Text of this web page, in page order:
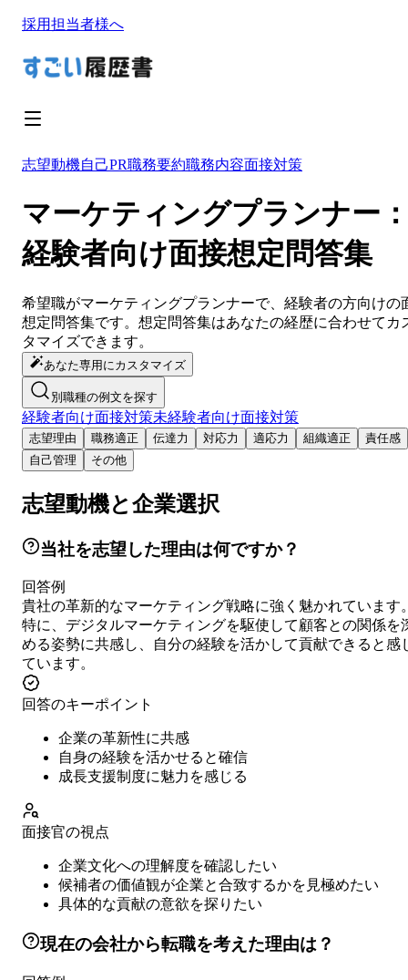
採用担当者様へ
志望動機自己PR職務要約職務内容面接対策
マーケティングプランナー
経験者向け面接想定問答集
希望職がマーケティングプランナーで、経験者の方向けの
想定問答集です。想定問答集はあなたの経歴に合わせてカ
タマイズできます。
あなた専用にカスタマイズ
別職種の例文を探す
経験者向け面接対策未経験者向け面接対策
志望理由 職務適正 伝達力 対応力 適応力 組織適正
責任感
自己管理
その他
志望動機と企業選択
当社を志望した理由は何ですか？
回答例
貴社の革新的なマーケティング戦略に強く魅かれています
特に、デジタルマーケティングを駆使して顧客との関係を
める姿勢に共感し、自分の経験を活かして貢献できると感
ています。
回答のキーポイント
企業の革新性に共感
自身の経験を活かせると確信
成長支援制度に魅力を感じる
面接官の視点
企業文化への理解度を確認したい
候補者の価値観が企業と合致するかを見極めたい
具体的な貢献の意欲を探りたい
現在の会社から転職を考えた理由は？